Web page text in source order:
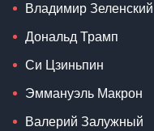
Владимир Зеленский
Дональд Трамп
Си Цзиньпин
Эммануэль Макрон
Валерий Залужный